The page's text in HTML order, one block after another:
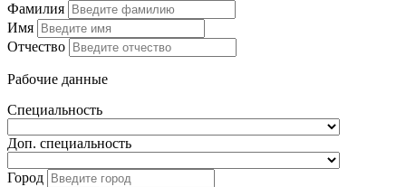
Фамилия
Имя
Отчество
Рабочие данные
Специальность
Доп. специальность
Город